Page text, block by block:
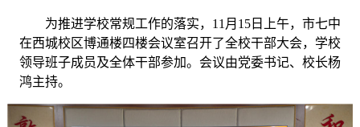
为推进学校常规工作的落实， 11月15日上午，市七中
在西城校区博通楼四楼会议室召开了全校干部大会，学校
领导班子成员及全体干部参加。会议由党委书记、校长杨
鸿主持。